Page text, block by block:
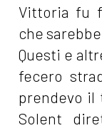
Vittoria fu
che
Questi e
fecero
prendevo il
Solent